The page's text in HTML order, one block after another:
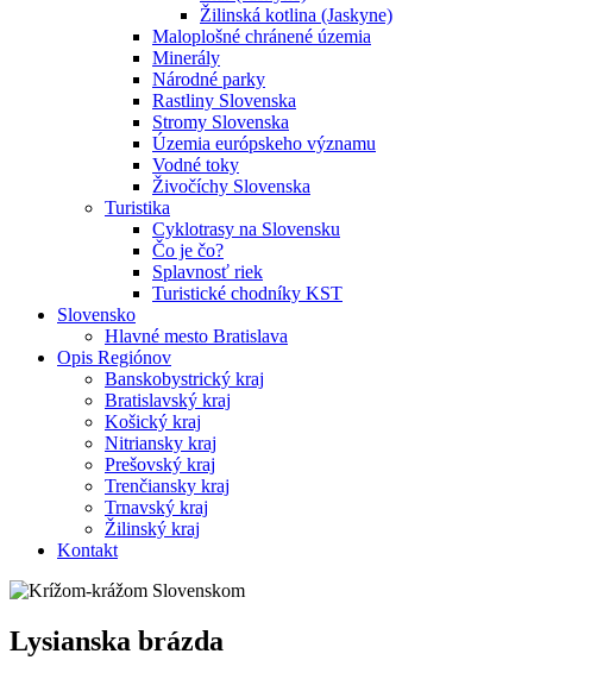
Žilinská kotlina (Jaskyne)
Maloplošné chránené územia
Minerály
Národné parky
Rastliny Slovenska
Stromy Slovenska
Územia európskeho významu
Vodné toky
Živočíchy Slovenska
Turistika
Cyklotrasy na Slovensku
Čo je čo?
Splavnosť riek
Turistické chodníky KST
Slovensko
Hlavné mesto Bratislava
Opis Regiónov
Banskobystrický kraj
Bratislavský kraj
Košický kraj
Nitriansky kraj
Prešovský kraj
Trenčiansky kraj
Trnavský kraj
Žilinský kraj
Kontakt
Lysianska brázda